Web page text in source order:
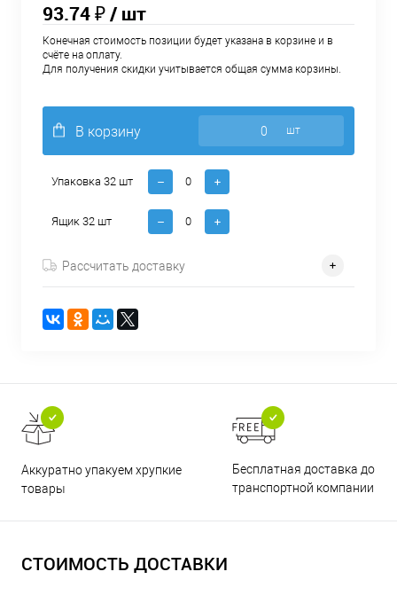
93.74 ₽/ шт
Конечная стоимость позиции будет указана в корзине и в
счёте на оплату.
Для получения скидки учитывается общая сумма корзины.
В корзину шт
Упаковка 32 шт
Ящик 32 шт
Рассчитать доставку
Аккуратно упакуем хрупкие
товары
Бесплатная доставка до
транспортной компании
СТОИМОСТЬ ДОСТАВКИ